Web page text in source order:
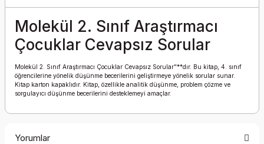
Molekül 2. Sınıf Araştırmacı
Çocuklar Cevapsız Sorular
Molekül 2. Sınıf Araştırmacı Çocuklar Cevapsız Sorular"**dır. Bu kitap, 4. sınıf
öğrencilerine yönelik düşünme becerilerini geliştirmeye yönelik sorular sunar.
Kitap karton kapaklıdır. Kitap, özellikle analitik düşünme, problem çözme ve
sorgulayıcı düşünme becerilerini desteklemeyi amaçlar.
Yorumlar